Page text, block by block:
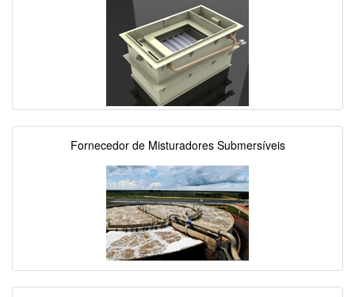
Fornecedor de Misturadores Submersíveis